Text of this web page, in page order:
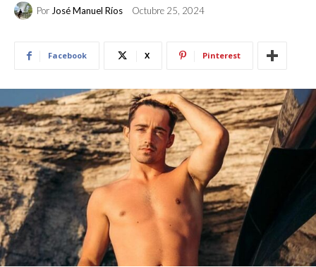
Por José Manuel Ríos Octubre 25, 2024
Facebook X Pinterest